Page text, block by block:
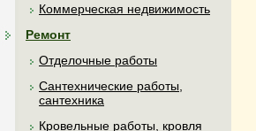
Коммерческая недвижимость
Ремонт
Отделочные работы
Сантехнические работы,
сантехника
Кровельные работы, кровля